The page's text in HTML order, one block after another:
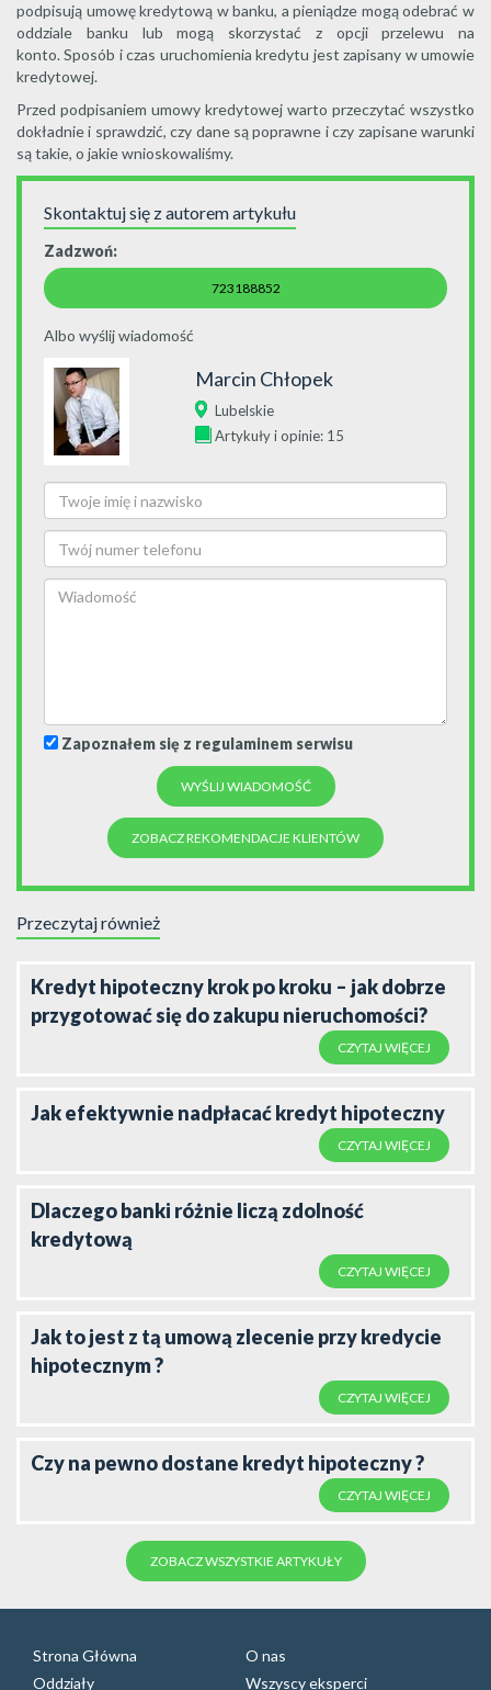
podpisują umowę kredytową w banku, a pieniądze mogą odebrać w
oddziale banku lub mogą skorzystać z opcji przelewu na
konto. Sposób i czas uruchomienia kredytu jest zapisany w umowie
kredytowej.
Przed podpisaniem umowy kredytowej warto przeczytać wszystko
dokładnie i sprawdzić, czy dane są poprawne i czy zapisane warunki
są takie, o jakie wnioskowaliśmy.
Skontaktuj się z autorem artykułu
Zadzwoń:
723188852
Albo wyślij wiadomość
Marcin Chłopek
Lubelskie
Artykuły i opinie: 15
Zapoznałem się z regulaminem serwisu
ZOBACZ REKOMENDACJE KLIENTÓW
Przeczytaj również
Kredyt hipoteczny krok po kroku – jak dobrze
przygotować się do zakupu nieruchomości?
CZYTAJ WIĘCEJ
Jak efektywnie nadpłacać kredyt hipoteczny
CZYTAJ WIĘCEJ
Dlaczego banki różnie liczą zdolność
kredytową
CZYTAJ WIĘCEJ
Jak to jest z tą umową zlecenie przy kredycie
hipotecznym ?
CZYTAJ WIĘCEJ
Czy na pewno dostane kredyt hipoteczny ?
CZYTAJ WIĘCEJ
ZOBACZ WSZYSTKIE ARTYKUŁY
Strona Główna
O nas
Oddziały
Wszyscy eksperci